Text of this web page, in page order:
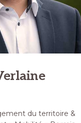
du territoire &